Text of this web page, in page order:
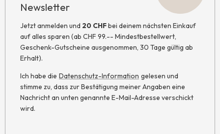
Newsletter
Jetzt anmelden und 20 CHFbei deinem nächsten Einkauf
auf alles sparen (ab CHF 99.-- Mindestbestellwert,
Geschenk-Gutscheine ausgenommen, 30 Tage gültig ab
Erhalt).
Ich habe die Datenschutz-Information gelesen und
stimme zu, dass zur Bestätigung meiner Angaben eine
Nachricht an unten genannte E-Mail-Adresse verschickt
wird.